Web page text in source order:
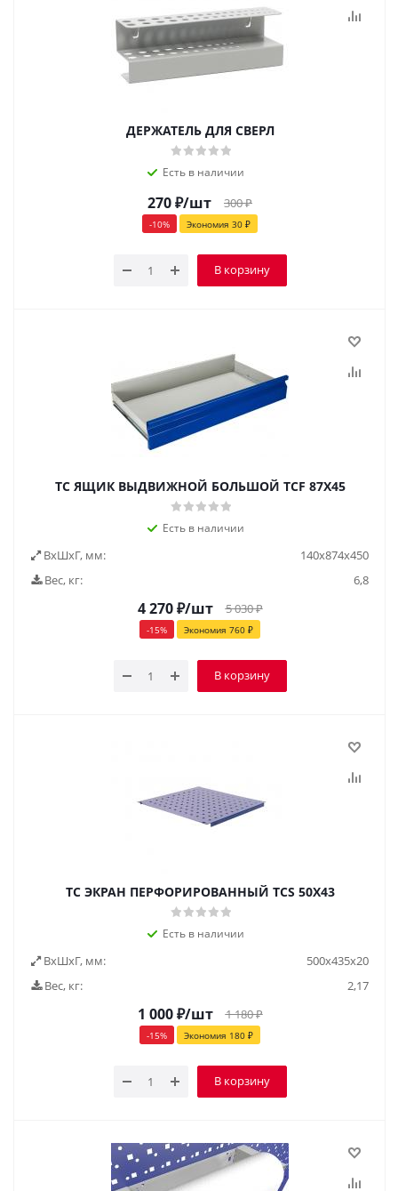
ДЕРЖАТЕЛЬ ДЛЯ СВЕРЛ
Есть в наличии
270₽/шт 300₽
-10% Экономия 30 ₽
В корзину
TC ЯЩИК ВЫДВИЖНОЙ БОЛЬШОЙ TCF 87X45
Есть в наличии
ВxШxГ, мм:
140x874x450
Вес, кг:
6,8
4 270₽/шт 5 030₽
-15% Экономия 760 ₽
В корзину
TC ЭКРАН ПЕРФОРИРОВАННЫЙ TCS 50X43
Есть в наличии
ВxШxГ, мм:
500x435x20
Вес, кг:
2,17
1 000₽/шт 1 180₽
-15% Экономия 180 ₽
В корзину